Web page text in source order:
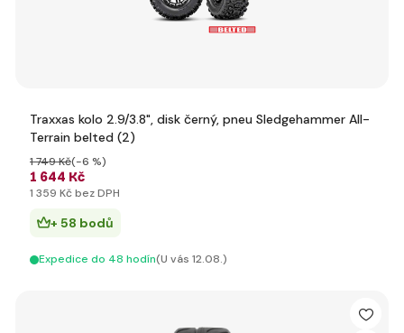
Traxxas kolo 2.9/3.8", disk černý, pneu Sledgehammer All-
Terrain belted (2)
1 644 Kč
1 749 Kč(-6 %)
1 359 Kč bez DPH
+ 58 bodů
Expedice do 48 hodín(U vás 12.08.)